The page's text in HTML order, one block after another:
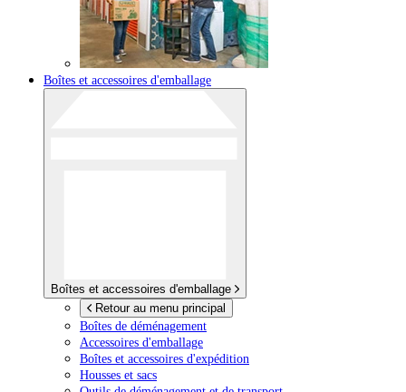
Boîtes et accessoires d'emballage
Boîtes et accessoires d'emballage
Retour au menu principal
Boîtes de déménagement
Accessoires d'emballage
Boîtes et accessoires d'expédition
Housses et sacs